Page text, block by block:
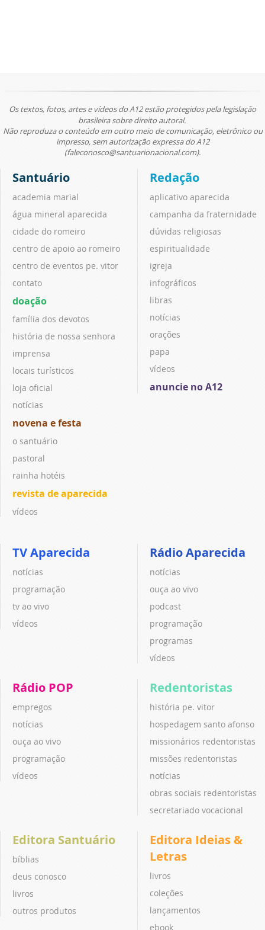
Os textos, fotos, artes e vídeos do A12 estão protegidos pela legislação
brasileira sobre direito autoral.
Não reproduza o conteúdo em outro meio de comunicação, eletrônico ou
impresso, sem autorização expressa do A12
(faleconosco@santuarionacional.com).
Santuário
academia marial
água mineral aparecida
cidade do romeiro
centro de apoio ao romeiro
centro de eventos pe. vitor
contato
doação
família dos devotos
história de nossa senhora
imprensa
locais turísticos
loja oficial
notícias
novena e festa
o santuário
pastoral
rainha hotéis
revista de aparecida
vídeos
Redação
aplicativo aparecida
campanha da fraternidade
dúvidas religiosas
espiritualidade
igreja
infográficos
libras
notícias
orações
papa
vídeos
anuncie no A12
TV Aparecida
notícias
programação
tv ao vivo
vídeos
Rádio Aparecida
notícias
ouça ao vivo
podcast
programação
programas
vídeos
Rádio POP
empregos
notícias
ouça ao vivo
programação
vídeos
Redentoristas
história pe. vitor
hospedagem santo afonso
missionários redentoristas
missões redentoristas
notícias
obras sociais redentoristas
secretariado vocacional
Editora Santuário
bíblias
deus conosco
livros
outros produtos
Editora Ideias &
Letras
livros
coleções
lançamentos
ebook